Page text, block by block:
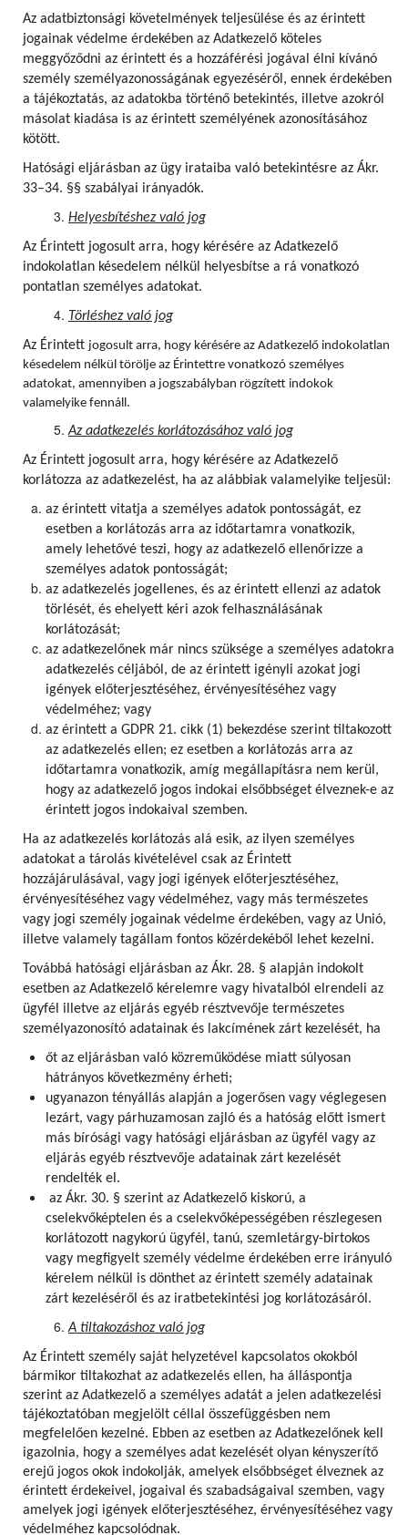
Az adatbiztonsági követelmények teljesülése és az érintett
jogainak védelme érdekében az Adatkezelő köteles
meggyőződni az érintett és a hozzáférési jogával élni kívánó
személy személyazonosságának egyezéséről, ennek érdekében
a tájékoztatás, az adatokba történő betekintés, illetve azokról
másolat kiadása is az érintett személyének azonosításához
kötött.
Hatósági eljárásban az ügy irataiba való betekintésre az Ákr.
33–34. §§ szabályai irányadók.
Helyesbítéshez való jog
Az Érintett jogosult arra, hogy kérésére az Adatkezelő
indokolatlan késedelem nélkül helyesbítse a rá vonatkozó
pontatlan személyes adatokat.
Törléshez való jog
Az Érintett jogosult arra, hogy kérésére az Adatkezelő indokolatlan
késedelem nélkül törölje az Érintettre vonatkozó személyes
adatokat, amennyiben a jogszabályban rögzített indokok
valamelyike fennáll.
Az adatkezelés korlátozásához való jog
Az Érintett jogosult arra, hogy kérésére az Adatkezelő
korlátozza az adatkezelést, ha az alábbiak valamelyike teljesül:
az érintett vitatja a személyes adatok pontosságát, ez
esetben a korlátozás arra az időtartamra vonatkozik,
amely lehetővé teszi, hogy az adatkezelő ellenőrizze a
személyes adatok pontosságát;
az adatkezelés jogellenes, és az érintett ellenzi az adatok
törlését, és ehelyett kéri azok felhasználásának
korlátozását;
az adatkezelőnek már nincs szüksége a személyes adatokra
adatkezelés céljából, de az érintett igényli azokat jogi
igények előterjesztéséhez, érvényesítéséhez vagy
védelméhez; vagy
az érintett a GDPR 21. cikk (1) bekezdése szerint tiltakozott
az adatkezelés ellen; ez esetben a korlátozás arra az
időtartamra vonatkozik, amíg megállapításra nem kerül,
hogy az adatkezelő jogos indokai elsőbbséget élveznek-e az
érintett jogos indokaival szemben.
Ha az adatkezelés korlátozás alá esik, az ilyen személyes
adatokat a tárolás kivételével csak az Érintett
hozzájárulásával, vagy jogi igények előterjesztéséhez,
érvényesítéséhez vagy védelméhez, vagy más természetes
vagy jogi személy jogainak védelme érdekében, vagy az Unió,
illetve valamely tagállam fontos közérdekéből lehet kezelni.
Továbbá hatósági eljárásban az Ákr. 28. § alapján indokolt
esetben az Adatkezelő kérelemre vagy hivatalból elrendeli az
ügyfél illetve az eljárás egyéb résztvevője természetes
személyazonosító adatainak és lakcímének zárt kezelését, ha
őt az eljárásban való közreműködése miatt súlyosan
hátrányos következmény érheti;
ugyanazon tényállás alapján a jogerősen vagy véglegesen
lezárt, vagy párhuzamosan zajló és a hatóság előtt ismert
más bírósági vagy hatósági eljárásban az ügyfél vagy az
eljárás egyéb résztvevője adatainak zárt kezelését
rendelték el.
az Ákr. 30. § szerint az Adatkezelő kiskorú, a
cselekvőképtelen és a cselekvőképességében részlegesen
korlátozott nagykorú ügyfél, tanú, szemletárgy-birtokos
vagy megfigyelt személy védelme érdekében erre irányuló
kérelem nélkül is dönthet az érintett személy adatainak
zárt kezeléséről és az iratbetekintési jog korlátozásáról.
A tiltakozáshoz való jog
Az Érintett személy saját helyzetével kapcsolatos okokból
bármikor tiltakozhat az adatkezelés ellen, ha álláspontja
szerint az Adatkezelő a személyes adatát a jelen adatkezelési
tájékoztatóban megjelölt céllal összefüggésben nem
megfelelően kezelné. Ebben az esetben az Adatkezelőnek kell
igazolnia, hogy a személyes adat kezelését olyan kényszerítő
erejű jogos okok indokolják, amelyek elsőbbséget élveznek az
érintett érdekeivel, jogaival és szabadságaival szemben, vagy
amelyek jogi igények előterjesztéséhez, érvényesítéséhez vagy
védelméhez kapcsolódnak.